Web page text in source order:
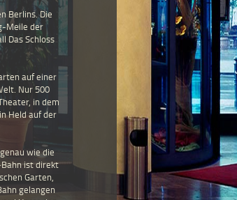
Berlins. Die
Meile der
Das Schloss
auf einer
Nur 500
in dem
Held auf der
wie die
ist direkt
Garten,
gelangen